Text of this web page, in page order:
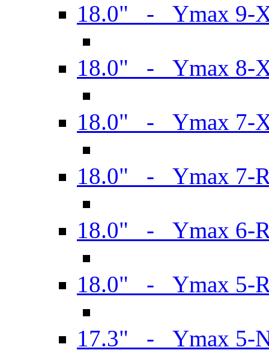
18.0" - Ymax 9-
18.0" - Ymax 8-
18.0" - Ymax 7-
18.0" - Ymax 7-
18.0" - Ymax 6-
18.0" - Ymax 5-
17.3" - Ymax 5-